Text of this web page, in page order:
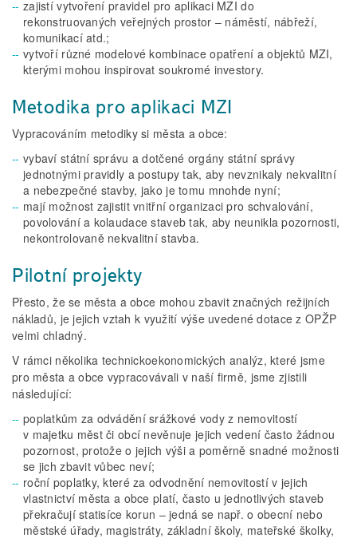
zajistí vytvoření pravidel pro aplikaci MZI do
rekonstruovaných veřejných prostor – náměstí, nábřeží,
komunikací atd.;
vytvoří různé modelové kombinace opatření a objektů MZI,
kterými mohou inspirovat soukromé investory.
Metodika pro aplikaci MZI
Vypracováním metodiky si města a obce:
vybaví státní správu a dotčené orgány státní správy
jednotnými pravidly a postupy tak, aby nevznikaly nekvalitní
a nebezpečné stavby, jako je tomu mnohde nyní;
mají možnost zajistit vnitřní organizaci pro schvalování,
povolování a kolaudace staveb tak, aby neunikla pozornosti,
nekontrolovaně nekvalitní stavba.
Pilotní projekty
Přesto, že se města a obce mohou zbavit značných režijních
nákladů, je jejich vztah k využití výše uvedené dotace z OPŽP
velmi chladný.
V rámci několika technickoekonomických analýz, které jsme
pro města a obce vypracovávali v naší firmě, jsme zjistili
následující:
poplatkům za odvádění srážkové vody z nemovitostí
v majetku měst či obcí nevěnuje jejich vedení často žádnou
pozornost, protože o jejich výši a poměrně snadné možnosti
se jich zbavit vůbec neví;
roční poplatky, které za odvodnění nemovitostí v jejich
vlastnictví města a obce platí, často u jednotlivých staveb
překračují statisíce korun – jedná se např. o obecní nebo
městské úřady, magistráty, základní školy, mateřské školky,